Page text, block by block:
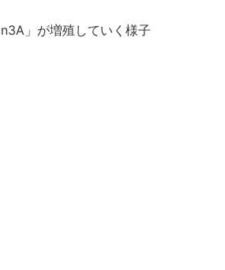
」が増殖していく様子